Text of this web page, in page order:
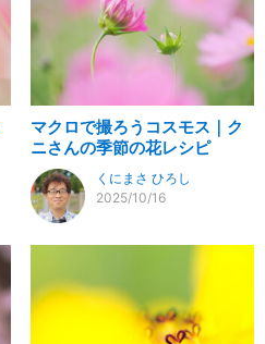
マクロで撮ろうコスモス｜ク
ニさんの季節の花レシピ
くにまさ ひろし
2025/10/16